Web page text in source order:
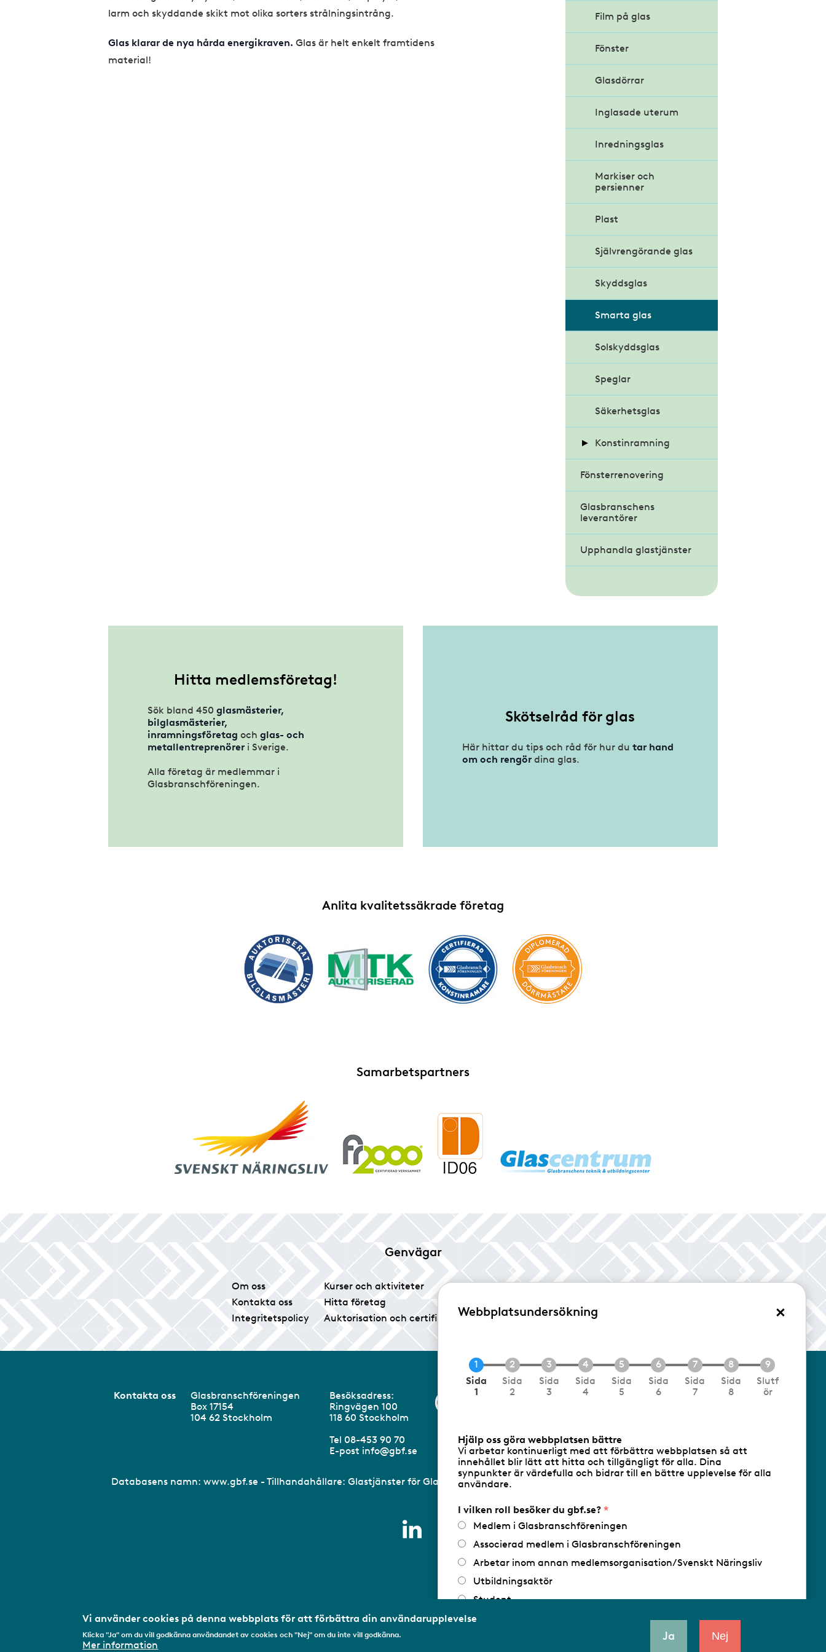
larm och skyddande skikt mot olika sorters strålningsintrång.
Glas klarar de nya hårda energikraven. Glas är helt enkelt framtidens
material!
Film på glas
Fönster
Glasdörrar
Inglasade uterum
Inredningsglas
Markiser och
persienner
Plast
Självrengörande glas
Skyddsglas
Smarta glas
Solskyddsglas
Speglar
Säkerhetsglas
Konstinramning
Färglära
Konsten att hänga
konst
Råd från en
Fönsterrenovering
Glasbranschens
leverantörer
Upphandla glastjänster
Hitta medlemsföretag!
Sök bland 450 glasmästerier,
bilglasmästerier,
inramningsföretag och glas- och
metallentreprenörer i Sverige.
Alla företag är medlemmar i
Glasbranschföreningen.
Skötselråd för glas
Här hittar du tips och råd för hur du tar hand
om och rengördina glas.
Anlita kvalitetssäkrade företag
Samarbetspartners
Genvägar
Om oss
Kontakta oss
Integritetspolicy
Kurser och aktiviteter
Hitta företag
Auktorisation och certifiering
Tidningen Glas
Medlemsservice/Logga in
Kontakta oss
Glasbranschföreningen
Box 17154
104 62 Stockholm
Besöksadress:
Ringvägen 100
118 60 Stockholm
Tel 08-453 90 70
E-post info@gbf.se
Databasens namn: www.gbf.se - Tillhandahållare: Glastjänster för Glasbranschföreningen AB - Ansvarig utgivare: Sofia Wahlgren
Webbplatsundersökning ×
N
a
n
d
e
Sida
1
Sida
2
Sida
3
Sida
4
Sida
5
Sida
6
Sida
7
Sida
8
Slutf
ör
Hjälp oss göra webbplatsen bättre
Vi arbetar kontinuerligt med att förbättra webbplatsen så att
innehållet blir lätt att hitta och tillgängligt för alla. Dina
synpunkter är värdefulla och bidrar till en bättre upplevelse för alla
användare.
I vilken roll besöker du gbf.se?
Medlem i Glasbranschföreningen
Associerad medlem i Glasbranschföreningen
Arbetar inom annan medlemsorganisation/Svenskt Näringsliv
Utbildningsaktör
Student
Privatperson
Vi använder cookies på denna webbplats för att förbättra din användarupplevelse
Klicka "Ja" om du vill godkänna användandet av cookies och "Nej" om du inte vill godkänna.
Mer information
Ja Nej